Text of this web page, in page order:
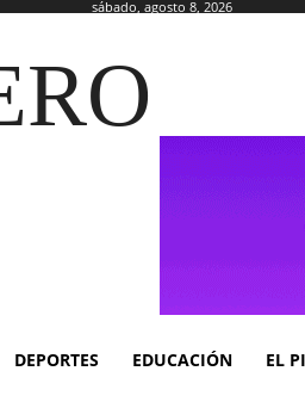
sábado, agosto 8, 2026
DEPORTES EDUCACIÓN EL